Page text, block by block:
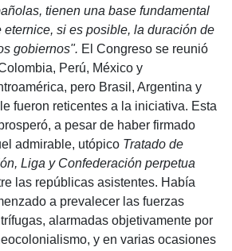
tienen una base fundamental
eternice, si es posible, la duración de
gobiernos". El Congreso se reunió
Perú, México y
pero Brasil, Argentina y
fueron reticentes a la iniciativa. Esta
a pesar de haber firmado
admirable, utópico Tratado de
Liga y Confederación perpetua
las repúblicas asistentes. Había
a prevalecer las fuerzas
alarmadas objetivamente por
y en varias ocasiones